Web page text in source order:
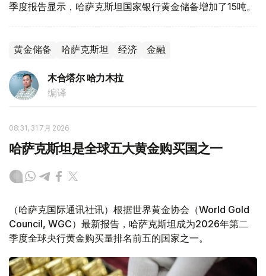
季度报告显示，哈萨克斯坦国家银行黄金储备增加了15吨。
黄金储备 哈萨克斯坦 经济 金融
木合塔尔 哈力木拉
编译
08:31, 31 7月 2026
哈萨克斯坦是全球五大黄金购买国之一
（哈萨克国际通讯社讯）根据世界黄金协会（World Gold
Council, WGC）最新报告，哈萨克斯坦成为2026年第二
季度全球央行黄金购买量排名前五的国家之一。